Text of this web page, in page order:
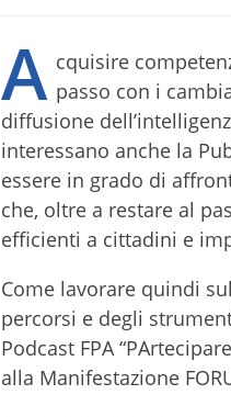
A cquisire
passo con i
diffusione
interessano anche la
essere in grado di
che, oltre a restare al
efficienti a cittadini e
Come lavorare quindi
percorsi e degli
Podcast FPA
alla Manifestazione